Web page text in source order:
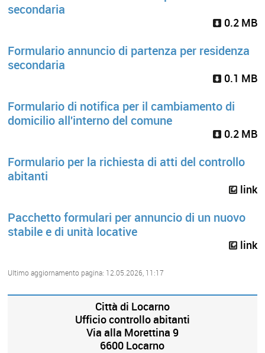
secondaria
0.2 MB
Formulario annuncio di partenza per residenza
secondaria
0.1 MB
Formulario di notifica per il cambiamento di
domicilio all'interno del comune
0.2 MB
Formulario per la richiesta di atti del controllo
abitanti
link
Pacchetto formulari per annuncio di un nuovo
stabile e di unità locative
link
Ultimo aggiornamento pagina: 12.05.2026, 11:17
Città di Locarno
Ufficio controllo abitanti
Via alla Morettina 9
6600 Locarno